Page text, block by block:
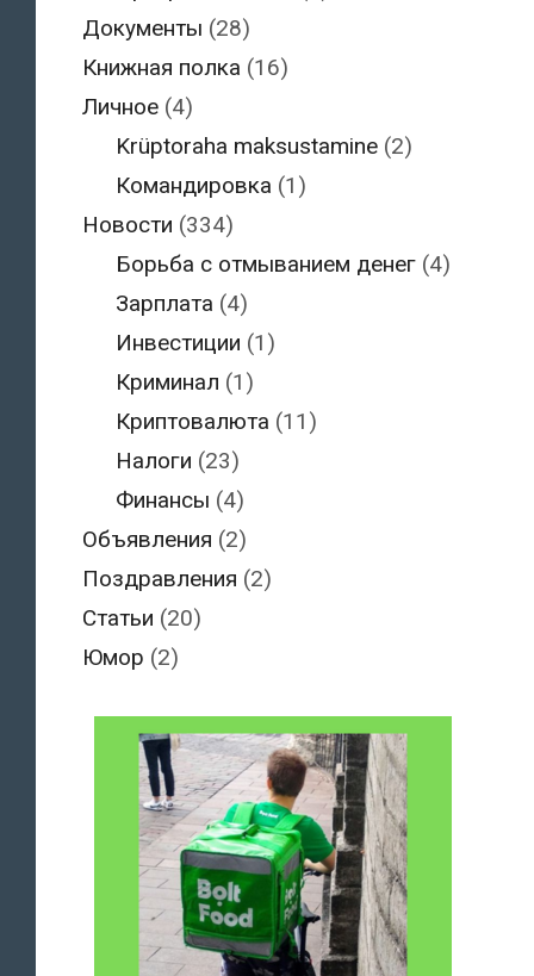
Документы (28)
Книжная полка (16)
Личное(4)
Krüptoraha maksustamine (2)
Командировка (1)
Новости (334)
Борьба с отмыванием денег (4)
Зарплата (4)
Инвестиции (1)
Криминал (1)
Криптовалюта (11)
Налоги (23)
Финансы (4)
Объявления (2)
Поздравления (2)
Статьи (20)
Юмор (2)